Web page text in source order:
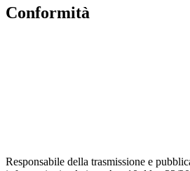
Conformità
Responsabile della trasmissione e